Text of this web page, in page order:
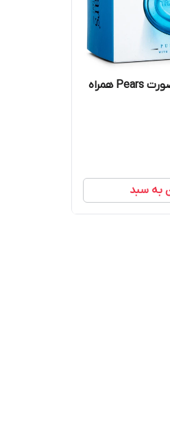
صابون شستشوی صورت Pears همراه
به سبد